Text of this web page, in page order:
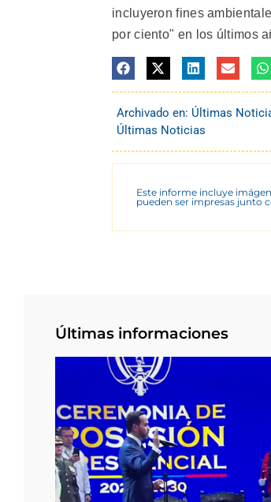
incluyeron fines
por ciento" en los últimos
Archivado en: Últimas
Últimas Noticias
Este informe incluye
pueden ser impresas junto
Últimas informaciones